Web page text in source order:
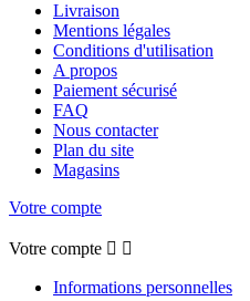
Livraison
Mentions légales
Conditions d'utilisation
A propos
Paiement sécurisé
FAQ
Nous contacter
Plan du site
Magasins
Votre compte
Votre compte  
Informations personnelles